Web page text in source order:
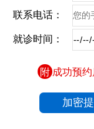
联系电话：
就诊时间：
附 成功预约